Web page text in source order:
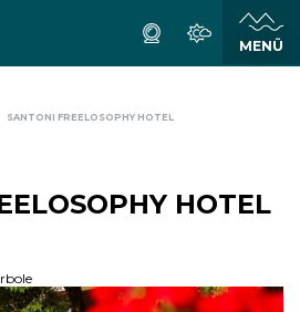
SANTONI FREELOSOPHY HOTEL
HOTEL